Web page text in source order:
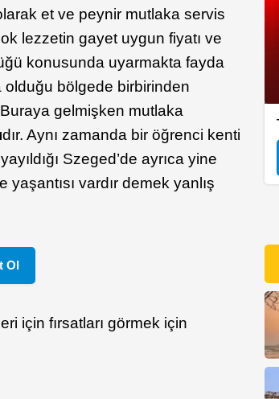
et ve peynir mutlaka servis
lezzetin gayet uygun fiyatı ve
konusunda uyarmakta fayda
olduğu bölgede birbirinden
Buraya gelmişken mutlaka
dır. Aynı zamanda bir öğrenci kenti
Szeged’de ayrıca yine
vardır demek yanlış
Ol
için fırsatları görmek için